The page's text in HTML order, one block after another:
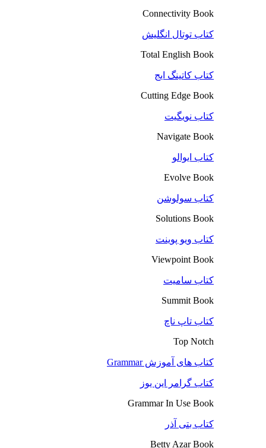
Connectivity Book
کتاب توتال انگلیش
Total English Book
کتاب کاتینگ ایج
Cutting Edge Book
کتاب نویگیت
Navigate Book
کتاب ایوالو
Evolve Book
کتاب سولوشن
Solutions Book
کتاب ویو پوینت
Viewpoint Book
کتاب سامیت
Summit Book
کتاب تاپ ناچ
Top Notch
کتاب های آموزش Grammar
کتاب گرامر این یوز
Grammar In Use Book
کتاب بتی آذر
Betty Azar Book